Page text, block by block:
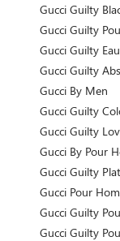
Gucci Guilty
Gucci Guilty
Gucci Guilty
Gucci Guilty
Gucci By Men
Gucci Guilty
Gucci Guilty
Gucci By Pour
Gucci Guilty
Gucci Pour
Gucci Guilty
Gucci Guilty